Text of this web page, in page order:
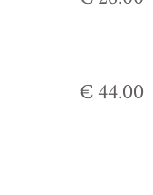
€ 44.00